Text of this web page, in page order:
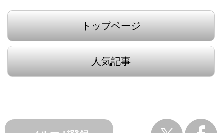
トップページ
人気記事